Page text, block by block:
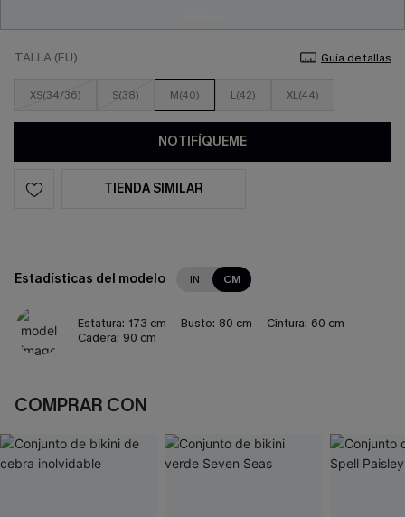
TALLA (EU) Guía de tallas
XS(34/36) S(38) M(40) L(42) XL(44)
NOTIFÍQUEME
TIENDA SIMILAR
Estadísticas del modelo IN CM
Estatura: 173 cm Busto: 80 cm Cintura: 60 cm
Cadera: 90 cm
COMPRAR CON